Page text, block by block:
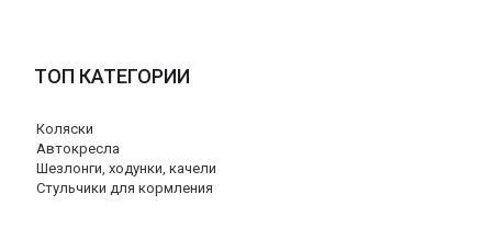
ТОП КАТЕГОРИИ
Коляски
Автокресла
Шезлонги, ходунки, качели
Стульчики для кормления